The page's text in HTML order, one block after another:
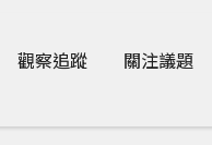
觀察追蹤 關注議題